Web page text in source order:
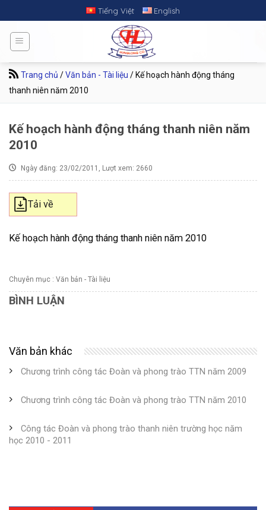
to
content
Tiếng Việt English
Trang chủ /Văn bản - Tài liệu / Kế hoạch hành động tháng
thanh niên năm 2010
Kế hoạch hành động tháng thanh niên năm
2010
Ngày đăng: 23/02/2011, Lượt xem: 2660
Tải về
Kế hoạch hành động tháng thanh niên năm 2010
Chuyên mục : Văn bản - Tài liệu
BÌNH LUẬN
Văn bản khác
Chương trình công tác Đoàn và phong trào TTN năm 2009
Chương trình công tác Đoàn và phong trào TTN năm 2010
Công tác Đoàn và phong trào thanh niên trường học năm
học 2010 - 2011